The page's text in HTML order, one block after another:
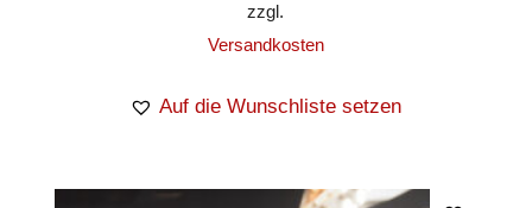
zzgl.
Versandkosten
Auf die Wunschliste setzen